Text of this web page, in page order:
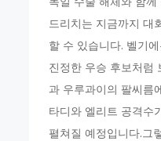
드리치는 지금까지 대
할 수 있습니다. 벨기
진정한 우승 후보처럼
과 우루과이의 팔씨름
타디와 엘리트 공격수
펼쳐질 예정입니다.그